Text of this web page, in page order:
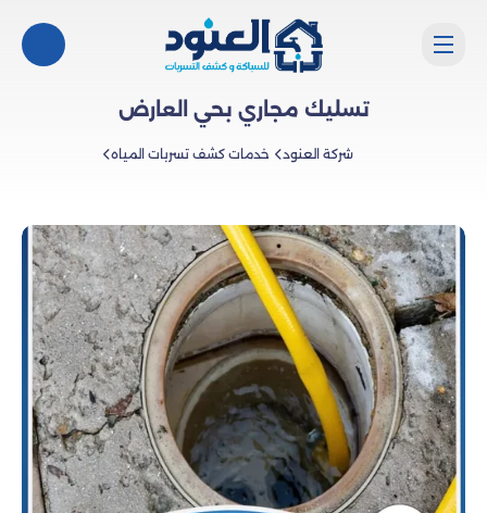
تسليك مجاري بحي العارض
شركة العنود خدمات كشف تسربات المياه